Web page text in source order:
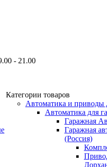
- 21.00
Категории товаров
Автоматика и приводы
Автоматика для
Гаражная
Гаражная
(Россия)